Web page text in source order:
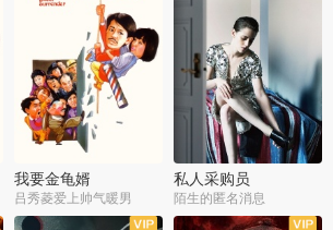
我要金龟婿
吕秀菱爱上帅气暖男
私人采购员
陌生的匿名消息